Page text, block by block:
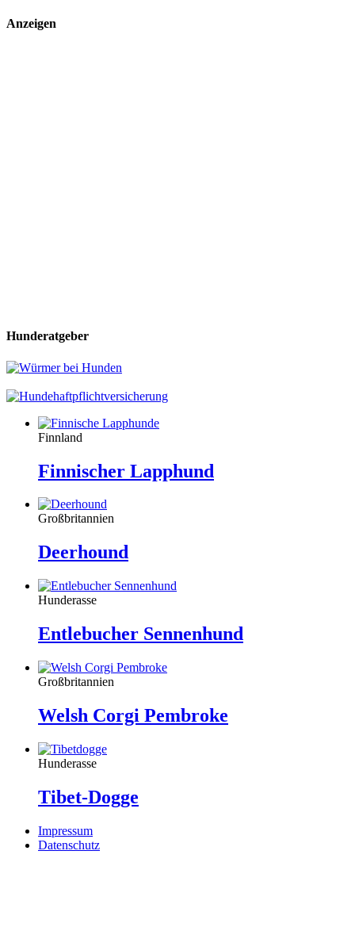
Anzeigen
Hunderatgeber
Finnland
Finnischer Lapphund
Großbritannien
Deerhound
Hunderasse
Entlebucher Sennenhund
Großbritannien
Welsh Corgi Pembroke
Hunderasse
Tibet-Dogge
Impressum
Datenschutz